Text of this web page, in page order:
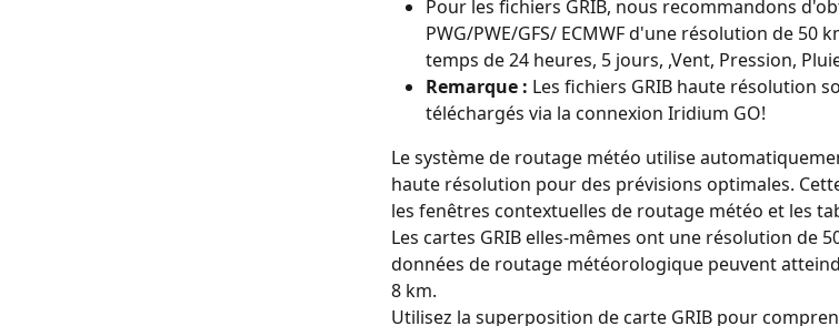
Pour les fichiers GRIB, nous recommandons
PWG/PWE/GFS/ ECMWF d'une résolution de 50
temps de 24 heures, 5 jours, ,Vent, Pression,
Remarque : Les fichiers GRIB haute résolution
téléchargés via la connexion Iridium GO!
Le système de routage météo utilise
haute résolution pour des prévisions optimales.
les fenêtres contextuelles de routage météo et les
Les cartes GRIB elles-mêmes ont une résolution de
données de routage météorologique peuvent
8 km.
Utilisez la superposition de carte GRIB pour